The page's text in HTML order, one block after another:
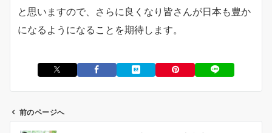
と思いますので、さらに良くなり皆さんが日本も豊か
になるようになることを期待します。
前のページへ